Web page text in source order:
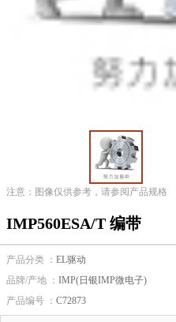
注意：图像仅供参考，请参阅产品规格
IMP560ESA/T 编带
产品分类 ： EL驱动
品牌/产地 ： IMP(日银IMP微电子)
产品编号 ： C72873